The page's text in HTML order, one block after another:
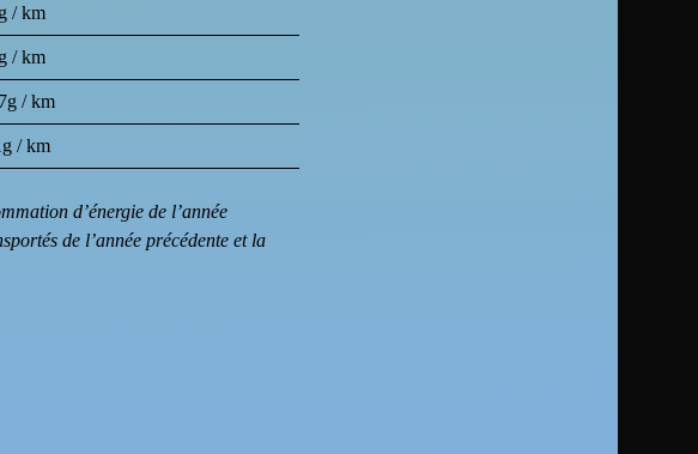
/ km
/ km
/ km
/ km
d’énergie de l’année
de l’année précédente et la